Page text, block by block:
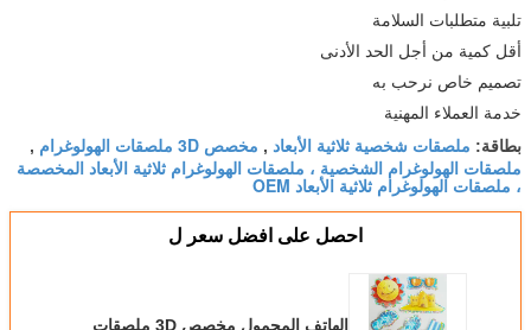
تلبية متطلبات السلامة
أقل كمية من أجل الحد الأدنى
تصميم خاص نرحب به
خدمة العملاء المهنية
بطاقة: ملصقات شخصية ثلاثية الأبعاد , مخصص 3D ملصقات الهولوغرام ,
ملصقات الهولوغرام الشخصية ، ملصقات الهولوغرام ثلاثية الأبعاد المخصصة
، ملصقات الهولوغرام ثلاثية الأبعاد OEM
احصل على افضل سعر ل
الهاتف المحمول مخصص 3D ملصقات